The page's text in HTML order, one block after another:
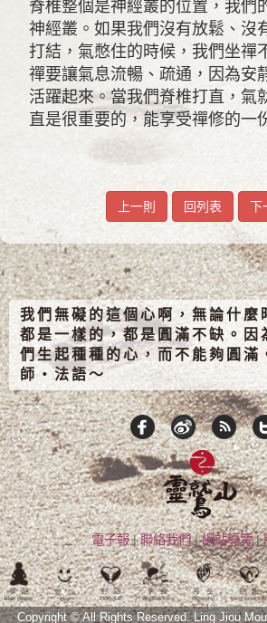
脊椎整個是神經叢的位置，我們
神經叢。如果我們沒有放鬆、沒
打結，氣憋住的時候，我們坐禪
禪要讓氣息流暢、疏通，因為安
活躍起來。當我們脊椎打直，氣
直是很重要的，能享受禪修的一
上一則 回列表 下
我們無礙的這個心啊，無論什麼
都是一樣的，都是圓滿不缺。因
們生起種種的心，而不能夠圓滿
師‧法語～
電子報|聯絡我們|網站導覽|
Copyright © All Rights Reserved.Ling Jiou